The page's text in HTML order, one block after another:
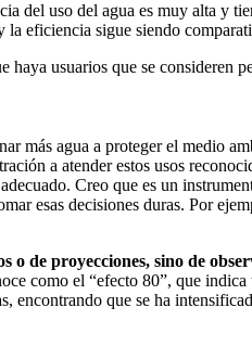
del uso del agua es muy alta y
eficiencia sigue siendo
haya usuarios que se consideren
más agua a proteger el medio
a atender estos usos
Creo que es un
esas decisiones duras. Por
o de proyecciones, sino de
como el “efecto 80”, que
encontrando que se ha